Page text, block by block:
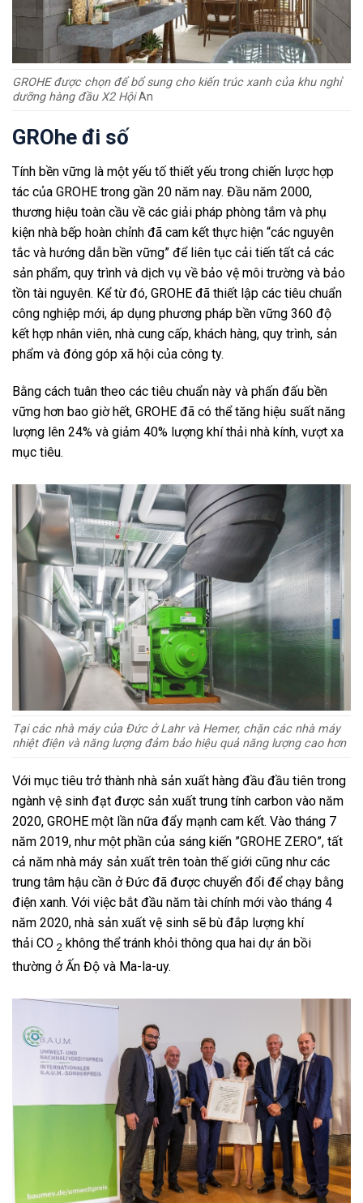
GROHE được chọn để bổ sung cho kiến ​​trúc xanh của khu nghỉ
dưỡng hàng đầu X2 HộiAn
GROhe đi số
Tính bền vững là một yếu tố thiết yếu trong chiến lược hợp
tác của GROHE trong gần 20 năm nay. Đầu năm 2000,
thương hiệu toàn cầu về các giải pháp phòng tắm và phụ
kiện nhà bếp hoàn chỉnh đã cam kết thực hiện “các nguyên
tắc và hướng dẫn bền vững” để liên tục cải tiến tất cả các
sản phẩm, quy trình và dịch vụ về bảo vệ môi trường và bảo
tồn tài nguyên. Kể từ đó, GROHE đã thiết lập các tiêu chuẩn
công nghiệp mới, áp dụng phương pháp bền vững 360 độ
kết hợp nhân viên, nhà cung cấp, khách hàng, quy trình, sản
phẩm và đóng góp xã hội của công ty.
Bằng cách tuân theo các tiêu chuẩn này và phấn đấu bền
vững hơn bao giờ hết, GROHE đã có thể tăng hiệu suất năng
lượng lên 24% và giảm 40% lượng khí thải nhà kính, vượt xa
mục tiêu.
Tại các nhà máy của Đức ở Lahr và Hemer, chặn các nhà máy
nhiệt điện và năng lượng đảm bảo hiệu quả năng lượng cao hơn
Với mục tiêu trở thành nhà sản xuất hàng đầu đầu tiên trong
ngành vệ sinh đạt được sản xuất trung tính carbon vào năm
2020, GROHE một lần nữa đẩy mạnh cam kết. Vào tháng 7
năm 2019, như một phần của sáng kiến ​​”GROHE ZERO”, tất
cả năm nhà máy sản xuất trên toàn thế giới cũng như các
trung tâm hậu cần ở Đức đã được chuyển đổi để chạy bằng
điện xanh. Với việc bắt đầu năm tài chính mới vào tháng 4
năm 2020, nhà sản xuất vệ sinh sẽ bù đắp lượng khí
thải CO 2 không thể tránh khỏi thông qua hai dự án bồi
thường ở Ấn Độ và Ma-la-uy.